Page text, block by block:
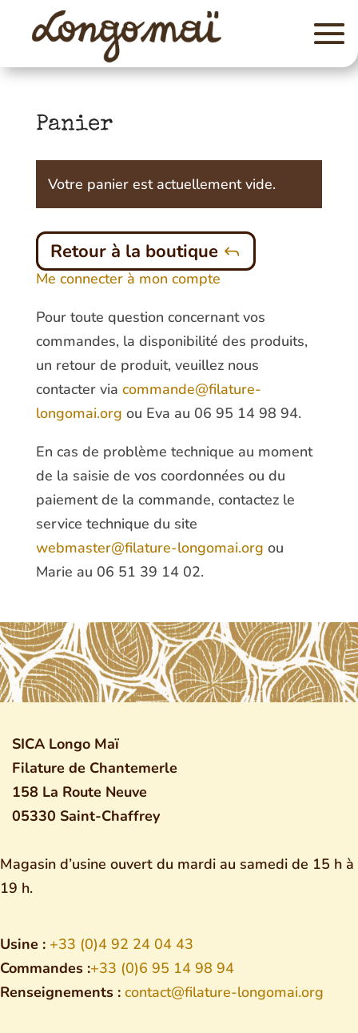
Panier
Votre panier est actuellement vide.
Retour à la boutique
Me connecter à mon compte
Pour toute question concernant vos
commandes, la disponibilité des produits,
un retour de produit, veuillez nous
contacter via commande@filature-
longomai.org ou Eva au 06 95 14 98 94.
En cas de problème technique au moment
de la saisie de vos coordonnées ou du
paiement de la commande, contactez le
service technique du site
webmaster@filature-longomai.org ou
Marie au 06 51 39 14 02.
SICA Longo Maï
Filature de Chantemerle
158 La Route Neuve
05330 Saint-Chaffrey
Magasin d’usine ouvert du mardi au samedi de 15 h à
19 h.
Usine : +33 (0)4 92 24 04 43
Commandes :+33 (0)6 95 14 98 94
Renseignements : contact@filature-longomai.org